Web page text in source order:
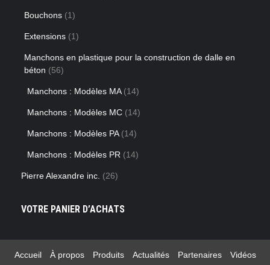
Bouchons (1)
Extensions (1)
Manchons en plastique pour la construction de dalle en
béton (56)
Manchons : Modèles MA (14)
Manchons : Modèles MC (14)
Manchons : Modèles PA (14)
Manchons : Modèles PR (14)
Pierre Alexandre inc. (26)
VOTRE PANIER D’ACHATS
Accueil À propos Produits Actualités Partenaires
Vidéos